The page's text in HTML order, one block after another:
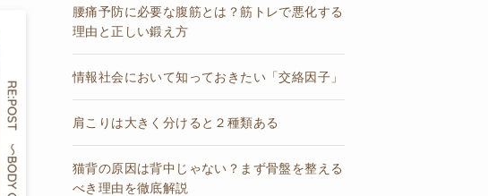
腰痛予防に必要な腹筋とは？筋トレで悪化する
理由と正しい鍛え方
情報社会において知っておきたい「交絡因子」
肩こりは大きく分けると２種類ある
猫背の原因は背中じゃない？まず骨盤を整える
べき理由を徹底解説